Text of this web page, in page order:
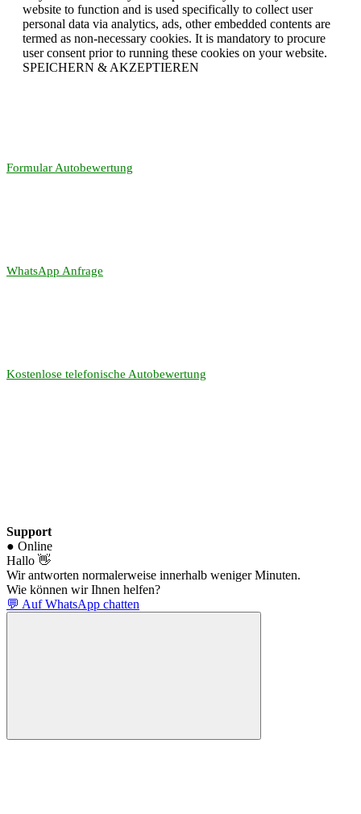
website to function and is used specifically to collect user
personal data via analytics, ads, other embedded contents are
termed as non-necessary cookies. It is mandatory to procure
user consent prior to running these cookies on your website.
SPEICHERN & AKZEPTIEREN
Formular Autobewertung
WhatsApp Anfrage
Kostenlose telefonische Autobewertung
Support
● Online
Hallo 👋
Wir antworten normalerweise innerhalb weniger Minuten.
Wie können wir Ihnen helfen?
💬 Auf WhatsApp chatten